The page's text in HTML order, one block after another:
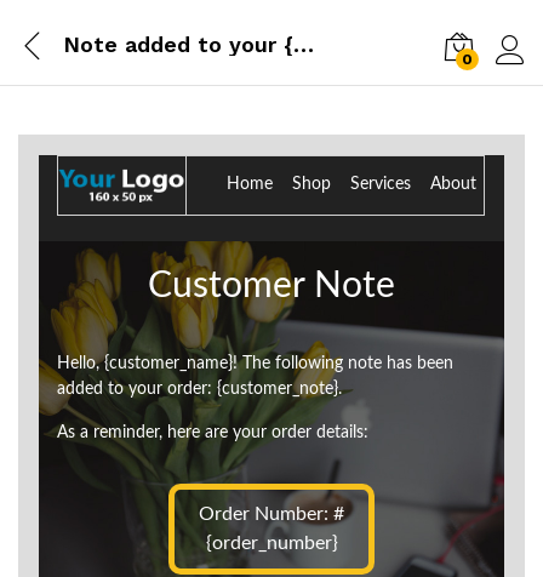
Note added to your {site_title} order from {order_date}
0
Home Shop Services About
Customer Note
Hello, {customer_name}! The following note has been
added to your order: {customer_note}.
As a reminder, here are your order details:
Order Number: #
{order_number}